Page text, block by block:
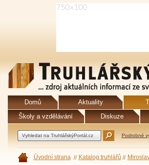
Domů Aktuality
Školy a vzdělávání
Diskuze
Podrobné
Úvodní strana Katalog truhlářů